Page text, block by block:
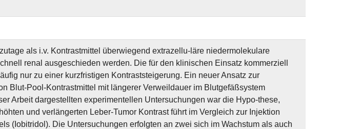
als i.v. Kontrastmittel überwiegend extrazellu-läre niedermolekulare
renal ausgeschieden werden. Die für den klinischen Einsatz kommerziell
nur zu einer kurzfristigen Kontraststeigerung. Ein neuer Ansatz zur
Blut-Pool-Kontrastmittel mit längerer Verweildauer im Blutgefäßsystem
Arbeit dargestellten experimentellen Untersuchungen war die Hypo-these,
und verlängerten Leber-Tumor Kontrast führt im Vergleich zur Injektion
(Iobitridol). Die Untersuchungen erfolgten an zwei sich im Wachstum als auch